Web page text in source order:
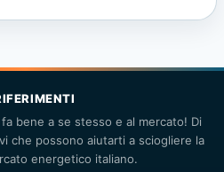
bene a se stesso e al mercato! Di
che possono aiutarti a sciogliere la
energetico italiano.